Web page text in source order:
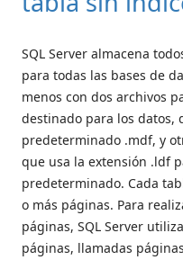
SQL Server almacena
para todas las bases de
menos con dos archivos
destinado para los datos,
predeterminado .mdf, y
que usa la extensión .ldf
predeterminado. Cada
o más páginas. Para
páginas, SQL Server
páginas, llamadas